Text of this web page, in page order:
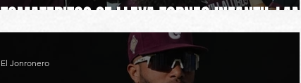
TOMATERITOS SE LLEVA TORNEO INFANTIL LAMP
El Jonronero